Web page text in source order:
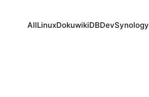
AllLinuxDokuwikiDBDevSynology